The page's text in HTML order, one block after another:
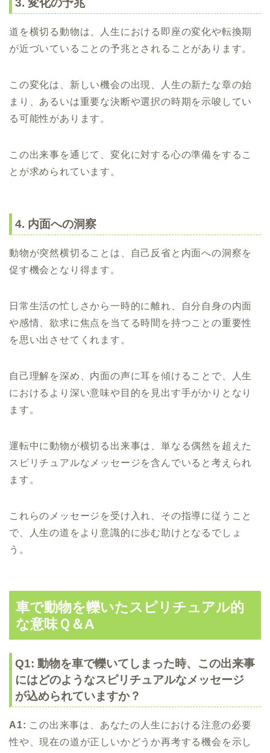
3. 変化の予兆
道を横切る動物は、人生における即座の変化や転換期
が近づいていることの予兆とされることがあります。
この変化は、新しい機会の出現、人生の新たな章の始
まり、あるいは重要な決断や選択の時期を示唆してい
る可能性があります。
この出来事を通じて、変化に対する心の準備をするこ
とが求められています。
4. 内面への洞察
動物が突然横切ることは、自己反省と内面への洞察を
促す機会となり得ます。
日常生活の忙しさから一時的に離れ、自分自身の内面
や感情、欲求に焦点を当てる時間を持つことの重要性
を思い出させてくれます。
自己理解を深め、内面の声に耳を傾けることで、人生
におけるより深い意味や目的を見出す手がかりとなり
ます。
運転中に動物が横切る出来事は、単なる偶然を超えた
スピリチュアルなメッセージを含んでいると考えられ
ます。
これらのメッセージを受け入れ、その指導に従うこと
で、人生の道をより意識的に歩む助けとなるでしょ
う。
車で動物を轢いたスピリチュアル的
な意味Ｑ＆A
Q1: 動物を車で轢いてしまった時、この出来事
にはどのようなスピリチュアルなメッセージ
が込められていますか？
A1: この出来事は、あなたの人生における注意の必要
性や、現在の道が正しいかどうか再考する機会を示し